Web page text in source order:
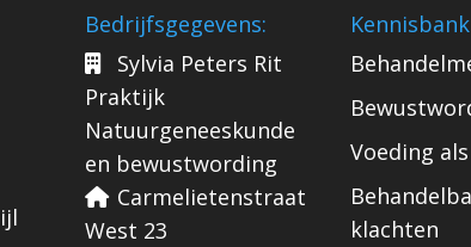
Bedrijfsgegevens:
Sylvia Peters Rit
Praktijk
Natuurgeneeskunde
en bewustwording
Carmelietenstraat
West 23
Kennisbank
Voeding
klachten